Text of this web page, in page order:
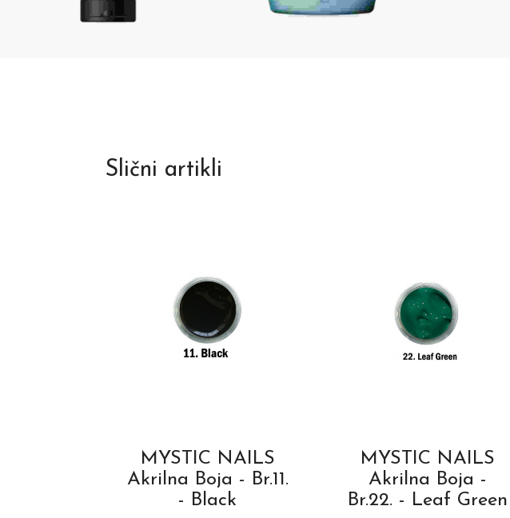
Slični artikli
MYSTIC NAILS
Akrilna Boja - Br.11.
- Black
MYSTIC NAILS
Akrilna Boja -
Br.22. - Leaf Green